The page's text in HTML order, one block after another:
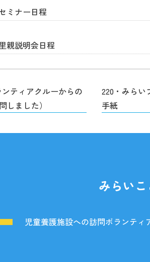
ミナー日程
親説明会日程
ティアクルーからの
しました）
220・みら
手紙
みらい
児童養護施設への訪問ボランティ